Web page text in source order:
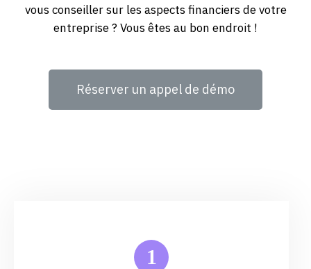
vous conseiller sur les aspects financiers de votre
entreprise ? Vous êtes au bon endroit !
Réserver un appel de démo
1